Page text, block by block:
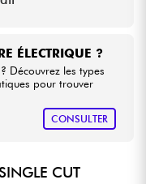
ÉLECTRIQUE ?
Découvrez les types
pour trouver
CONSULTER
CUT